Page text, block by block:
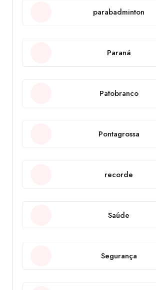
parabadminton
Paraná
Patobranco
Pontagrossa
recorde
Saúde
Segurança